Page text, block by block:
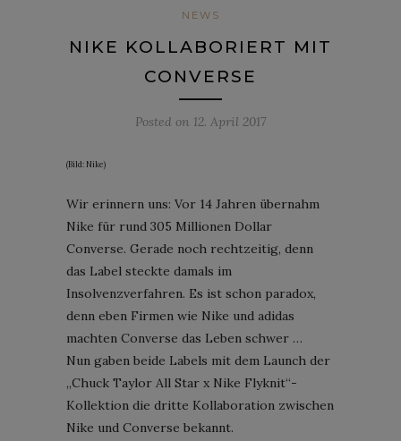
NEWS
NIKE KOLLABORIERT MIT
CONVERSE
Posted on 12. April 2017
(Bild: Nike)
Wir erinnern uns: Vor 14 Jahren übernahm
Nike für rund 305 Millionen Dollar
Converse. Gerade noch rechtzeitig, denn
das Label steckte damals im
Insolvenzverfahren. Es ist schon paradox,
denn eben Firmen wie Nike und adidas
machten Converse das Leben schwer …
Nun gaben beide Labels mit dem Launch der
„Chuck Taylor All Star x Nike Flyknit“-
Kollektion die dritte Kollaboration zwischen
Nike und Converse bekannt.